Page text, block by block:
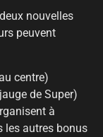
nouvelles
peuvent
centre)
de Super)
à
les autres bonus